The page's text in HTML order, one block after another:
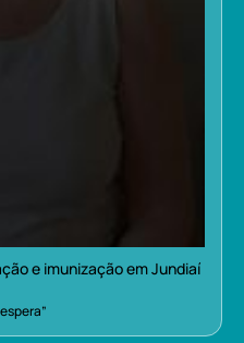
e imunização em Jundiaí